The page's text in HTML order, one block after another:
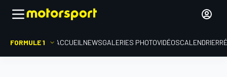
FORMULE 1 ACCUEIL NEWSGALERIES PHOTOVIDÉOSCALENDRIER